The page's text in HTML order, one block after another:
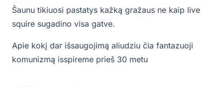
Šaunu tikiuosi pastatys kažką gražaus ne kaip live
squire sugadino visa gatve.
Apie kokį dar išsaugojimą aliudziu čia fantazuoji
komunizmą isspireme prieš 30 metu